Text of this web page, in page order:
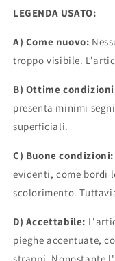
LEGENDA USATO:
A) Come nuovo:
troppo visibile.
B) Ottime
presenta minimi
superficiali.
C) Buone condizioni:
evidenti, come bordi
scolorimento.
D) Accettabile:
pieghe accentuate,
strappi. Nonostante